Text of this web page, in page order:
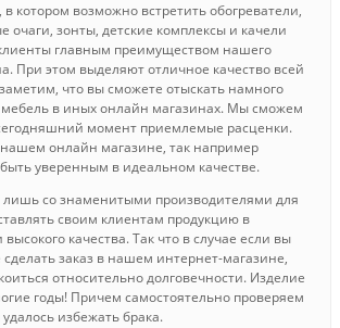
котором возможно встретить обогреватели,
очаги, зонты, детские комплексы и качели
главным преимуществом нашего
При этом выделяют отличное качество всей
что вы сможете отыскать намного
в иных онлайн магазинах. Мы сможем
момент приемлемые расценки.
нашем онлайн магазине, так например
уверенным в идеальном качестве.
со знаменитыми производителями для
своим клиентам продукцию в
качества. Так что в случае если вы
заказ в нашем интернет-магазине,
относительно долговечности. Изделие
годы! Причем самостоятельно проверяем
избежать брака.